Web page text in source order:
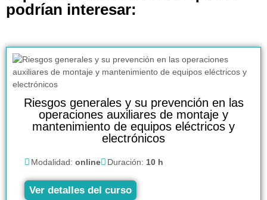
podrían interesar:
Riesgos generales y su prevención en las
operaciones auxiliares de montaje y
mantenimiento de equipos eléctricos y
electrónicos
Modalidad: online Duración: 10 h
Ver detalles del curso